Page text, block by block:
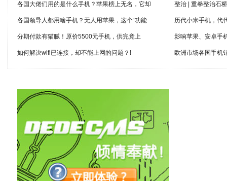
各国大佬们用的是什么手机？苹果榜上无名，它却 整治 | 重拳整治石
各国领导人都用啥手机？无人用苹果，这个“功能 历代小米手机，代
分期付款有猫腻！原价5500元手机，供完竟上 影响苹果、安卓手
如何解决wifi已连接，却不能上网的问题？! 欧洲市场各国手机